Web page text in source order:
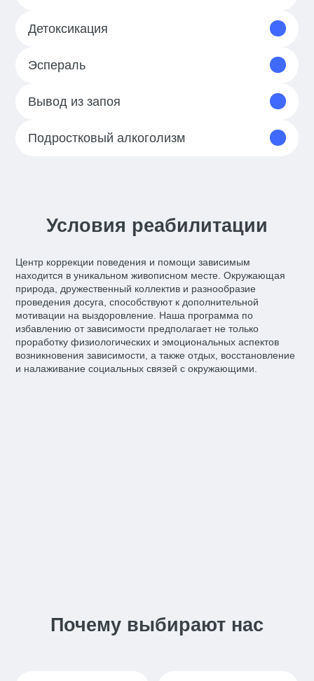
Детоксикация
Эспераль
Вывод из запоя
Подростковый алкоголизм
Условия реабилитации
Центр коррекции поведения и помощи зависимым
находится в уникальном живописном месте. Окружающая
природа, дружественный коллектив и разнообразие
проведения досуга, способствуют к дополнительной
мотивации на выздоровление. Наша программа по
избавлению от зависимости предполагает не только
проработку физиологических и эмоциональных аспектов
возникновения зависимости, а также отдых, восстановление
и налаживание социальных связей с окружающими.
Почему выбирают нас